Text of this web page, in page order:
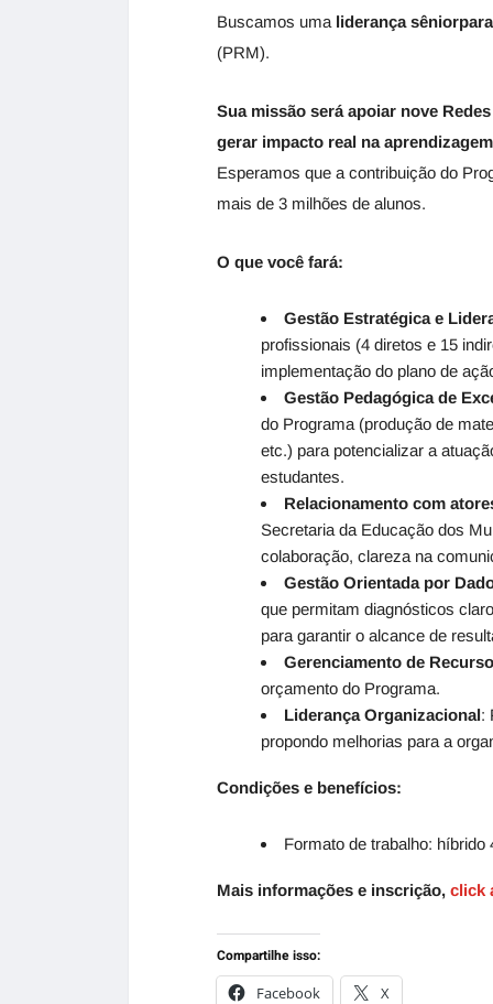
Buscamos uma liderança sênior
(PRM).
Sua missão será apoiar nove
gerar impacto real na
Esperamos que a contribuição do
mais de 3 milhões de alunos.
O que você fará:
Gestão Estratégica e
profissionais (4 diretos e 15
implementação do plano de
Gestão Pedagógica de
do Programa (produção de
etc.) para potencializar a
estudantes.
Relacionamento com
Secretaria da Educação dos
colaboração, clareza na
Gestão Orientada por
que permitam diagnósticos
para garantir o alcance de
Gerenciamento de
orçamento do Programa.
Liderança Organizacional:
propondo melhorias para a
Condições e benefícios:
Formato de trabalho:
Mais informações e inscrição, click
Compartilhe isso:
Facebook
X